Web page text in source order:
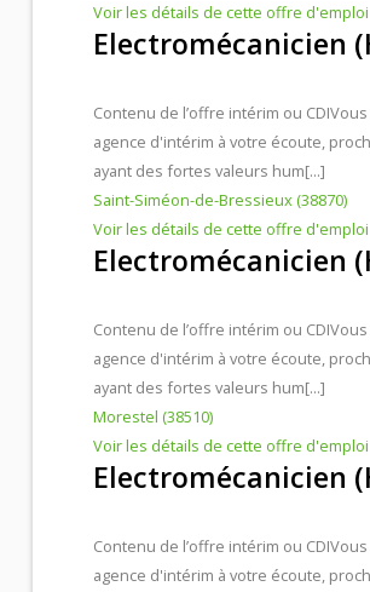
Voir les détails de cette offre d'emploi
Electromécanicien
Contenu de l’offre intérim ou CDI
agence d'intérim à votre écoute,
ayant des fortes valeurs hum[...]
Saint-Siméon-de-Bressieux (38870)
Voir les détails de cette offre d'emploi
Electromécanicien
Contenu de l’offre intérim ou CDI
agence d'intérim à votre écoute,
ayant des fortes valeurs hum[...]
Morestel (38510)
Voir les détails de cette offre d'emploi
Electromécanicien
Contenu de l’offre intérim ou CDI
agence d'intérim à votre écoute,